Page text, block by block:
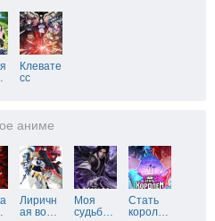
Клевате
сс
аниме
Лиричн
ая во…
Моя
судьб…
Стать
корол…